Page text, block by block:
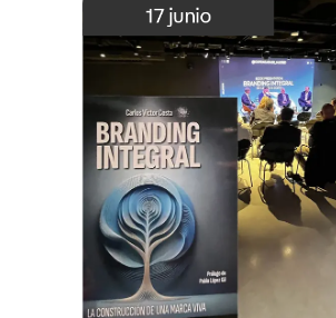
17 junio